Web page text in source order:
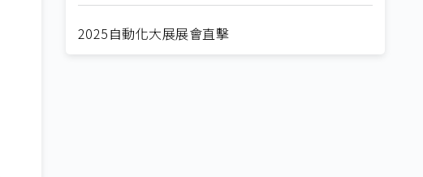
2025自動化大展展會直擊